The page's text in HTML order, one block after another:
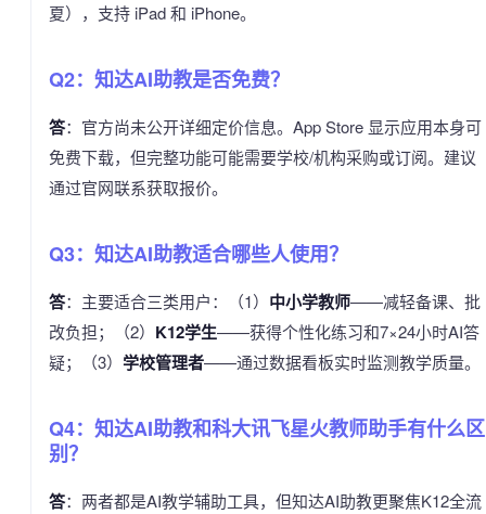
夏），支持 iPad 和 iPhone。
Q2：知达AI助教是否免费？
答：官方尚未公开详细定价信息。App Store 显示应用本身可
免费下载，但完整功能可能需要学校/机构采购或订阅。建议
通过官网联系获取报价。
Q3：知达AI助教适合哪些人使用？
答：主要适合三类用户：（1） 中小学教师——减轻备课、批
改负担；（2） K12学生——获得个性化练习和7×24小时AI答
疑；（3） 学校管理者——通过数据看板实时监测教学质量。
Q4：知达AI助教和科大讯飞星火教师助手有什么区
别？
答：两者都是AI教学辅助工具，但知达AI助教更聚焦K12全流